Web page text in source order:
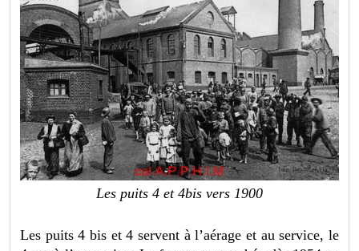
Les puits 4 et 4bis vers 1900
Les puits 4 bis et 4 servent à l’aérage et au service, le